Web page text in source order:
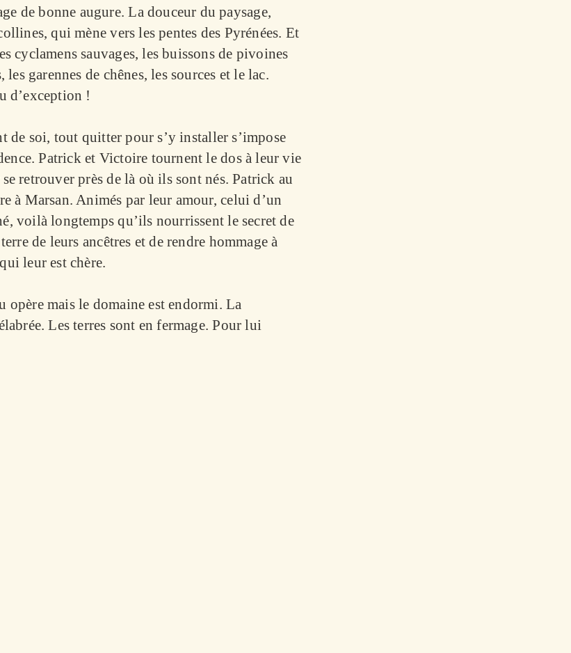
de bonne augure. La douceur du paysage,
qui mène vers les pentes des Pyrénées. Et
cyclamens sauvages, les buissons de pivoines
les garennes de chênes, les sources et le lac.
d’exception !
de soi, tout quitter pour s’y installer s’impose
Patrick et Victoire tournent le dos à leur vie
retrouver près de là où ils sont nés. Patrick au
à Marsan. Animés par leur amour, celui d’un
voilà longtemps qu’ils nourrissent le secret de
de leurs ancêtres et de rendre hommage à
leur est chère.
opère mais le domaine est endormi. La
Les terres sont en fermage. Pour lui